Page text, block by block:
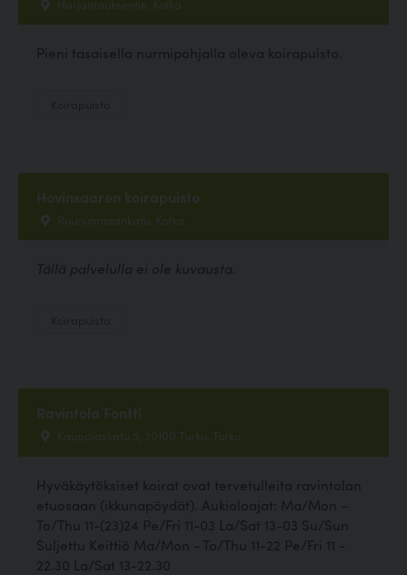
Harjantauksentie, Kotka
Pieni tasaisella nurmipohjalla oleva koirapuisto.
Hovinsaaren koirapuisto
Ruununmaankatu, Kotka
Tällä palvelulla ei ole kuvausta.
Ravintola Fontti
Kauppiaskatu 5, 20100 Turku, Turku
Hyväkäytöksiset koirat ovat tervetulleita ravintolan
etuosaan (ikkunapöydät). Aukioloajat: Ma/Mon –
To/Thu 11-(23)24 Pe/Fri 11-03 La/Sat 13-03 Su/Sun
Suljettu Keittiö Ma/Mon - To/Thu 11-22 Pe/Fri 11 -
22.30 La/Sat 13-22.30